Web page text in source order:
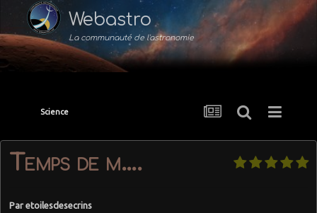
Webastro
La communauté de l'astronomie
Science
Temps de m....
Par etoilesdesecrins